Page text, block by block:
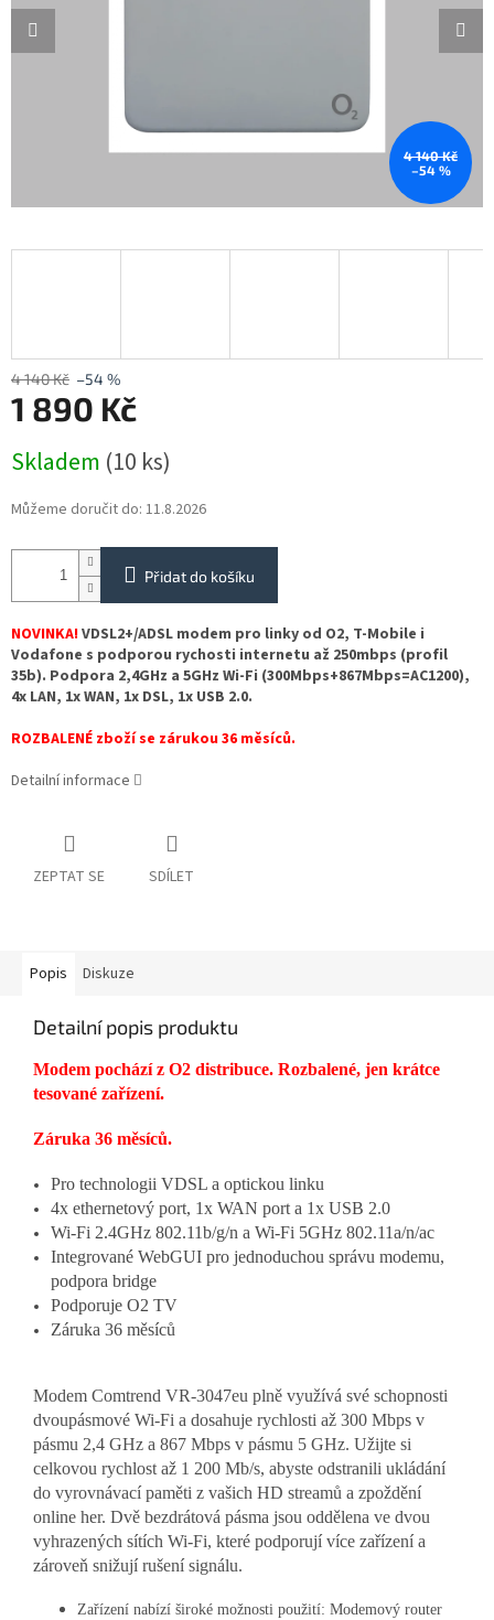
4 140 Kč
–54 %
4 140 Kč –54 %
1 890 Kč
cena:
Skladem (10 ks)
Můžeme doručit do: 11.8.2026
Přidat do košíku
NOVINKA!VDSL2+/ADSL modem pro linky od O2, T-Mobile i
Vodafone s podporou rychosti internetu až 250mbps (profil
35b). Podpora 2,4GHz a 5GHz Wi-Fi (300Mbps+867Mbps=AC1200),
4x LAN, 1x WAN, 1x DSL, 1x USB 2.0.
ROZBALENÉ zboží se zárukou 36 měsíců.
Detailní informace
ZEPTAT SE SDÍLET
Popis Diskuze
Detailní popis produktu
Modem pochází z O2 distribuce. Rozbalené, jen krátce
tesované zařízení.
Záruka 36 měsíců.
Pro technologii VDSL a optickou linku
4x ethernetový port, 1x WAN port a 1x USB 2.0
Wi-Fi 2.4GHz 802.11b/g/n a Wi-Fi 5GHz 802.11a/n/ac
Integrované WebGUI pro jednoduchou správu modemu,
podpora bridge
Podporuje O2 TV
Záruka 36 měsíců
Modem Comtrend VR-3047eu plně využívá své schopnosti
dvoupásmové Wi-Fi a dosahuje rychlosti až 300 Mbps v
pásmu 2,4 GHz a 867 Mbps v pásmu 5 GHz. Užijte si
celkovou rychlost až 1 200 Mb/s, abyste odstranili ukládání
do vyrovnávací paměti z vašich HD streamů a zpoždění
online her. Dvě bezdrátová pásma jsou oddělena ve dvou
vyhrazených sítích Wi-Fi, které podporují více zařízení a
zároveň snižují rušení signálu.
Zařízení nabízí široké možnosti použití: Modemový router